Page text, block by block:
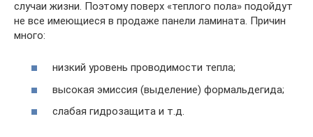
случаи жизни. Поэтому поверх «теплого пола» подойдут
не все имеющиеся в продаже панели ламината. Причин
много:
низкий уровень проводимости тепла;
высокая эмиссия (выделение) формальдегида;
слабая гидрозащита и т.д.